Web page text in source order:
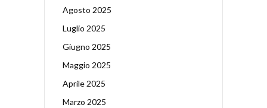
Agosto 2025
Luglio 2025
Giugno 2025
Maggio 2025
Aprile 2025
Marzo 2025